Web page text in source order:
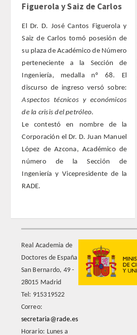
NUMERO
SUPERNUMERARIOS
CORRESPONDIENTES
Nacionales
Extranjeros
HONOR
HISTÓRICO DE ACADÉMICOS
NACIONALES
EXTRANJEROS
DE MÉRITO
Figuerola y Saiz de Carlos
El Dr. D. José Cantos Figuerola y
Saiz de Carlos tomó posesión de
su plaza de Académico de Número
perteneciente a la Sección de
Ingeniería, medalla nº 68. El
discurso de ingreso versó sobre:
Aspectos técnicos y económicos
de la crisis del petróleo.
Le contestó en nombre de la
Corporación el Dr. D. Juan Manuel
López de Azcona, Académico de
número de la Sección de
Ingeniería y Vicepresidente de la
RADE.
Real Academia de
Doctores de España
San Bernardo, 49 -
28015 Madrid
Tel: 915319522
Correo:
secretaria@rade.es
Horario: Lunes a